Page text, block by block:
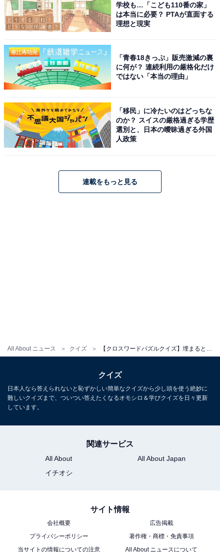
All About ニュース クイズ
学校も…「こども110番の家」
は本当に必要？ PTAが直面する
理想と現実
「青春18きっぷ」販売激減の裏
に何が？ 連続利用の厳格化だけ
ではない「本当の理由」
「移民」に冷たいのはどっちな
のか？ スイスの厳格過ぎる学歴
選別と、日本の曖昧過ぎる外国
人政策
連載をもっと見る
クイズ
日本人なら答えられないと恥ずかしい簡単なクイズから少し頭を使う絶妙に
難しいクイズまで、ついつい答えたくなるオモシロ＆学びクイズを日々更新
しています。
関連サービス
All About
All About Japan
イチオシ
サイト情報
会社概要
広告掲載
プライバシーポリシー
著作権・商標・免責事項
当サイトの情報についての注意
All About ニュースについて